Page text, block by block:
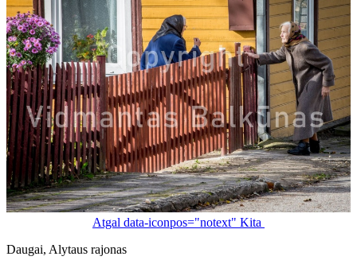
Atgal data-iconpos="notext" Kita
Daugai, Alytaus rajonas